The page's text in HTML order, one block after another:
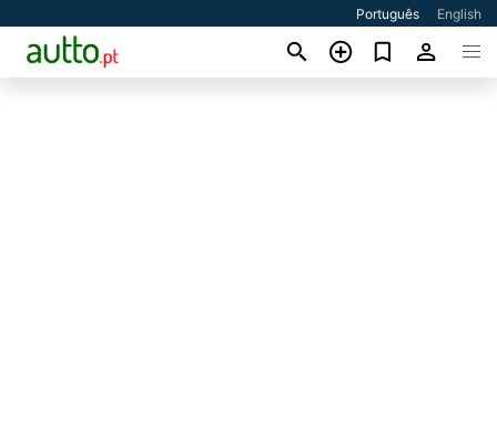
Português English